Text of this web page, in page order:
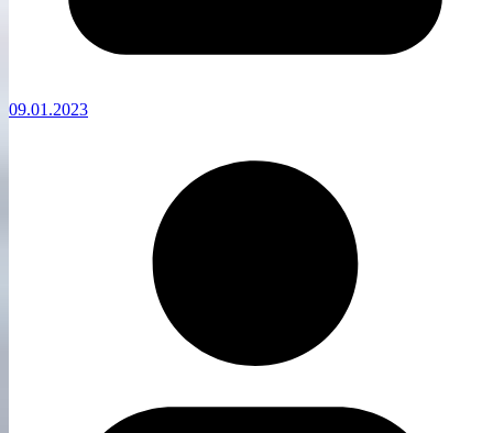
09.01.2023